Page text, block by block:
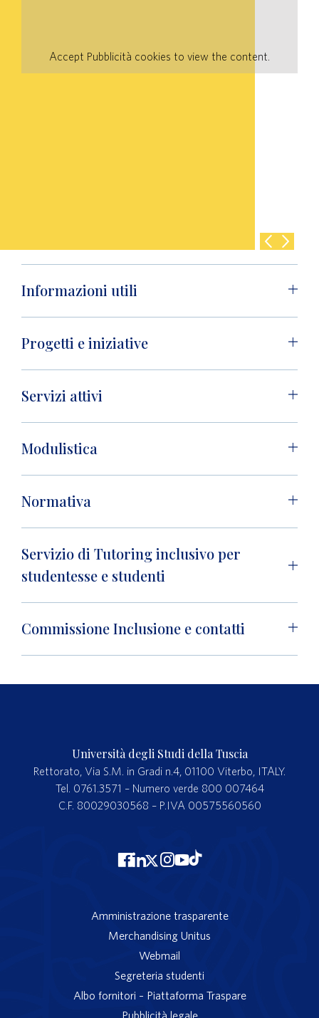
Accept Pubblicità cookies to view the content.
Informazioni utili
Progetti e iniziative
Servizi attivi
Modulistica
Normativa
Servizio di Tutoring inclusivo per
studentesse e studenti
Commissione Inclusione e contatti
Università degli Studi della Tuscia
Rettorato, Via S.M. in Gradi n.4, 01100 Viterbo, ITALY.
Tel. 0761.3571 – Numero verde 800 007464
C.F. 80029030568 – P.IVA 00575560560
Amministrazione trasparente
Merchandising Unitus
Webmail
Segreteria studenti
Albo fornitori – Piattaforma Traspare
Pubblicità legale